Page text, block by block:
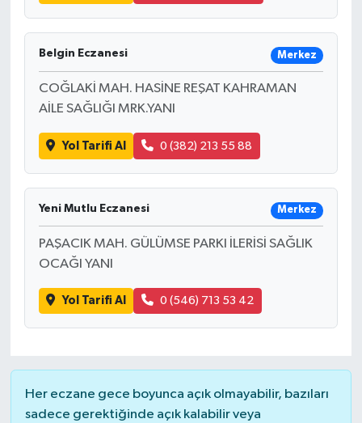
Belgin Eczanesi Merkez
COĞLAKİ MAH. HASİNE REŞAT KAHRAMAN
AİLE SAĞLIĞI MRK.YANI
Yol Tarifi Al 0 (382) 213 55 88
Yeni Mutlu Eczanesi Merkez
PAŞACIK MAH. GÜLÜMSE PARKI İLERİSİ SAĞLIK
OCAĞI YANI
Yol Tarifi Al 0 (546) 713 53 42
Her eczane gece boyunca açık olmayabilir, bazıları
sadece gerektiğinde açık kalabilir veya